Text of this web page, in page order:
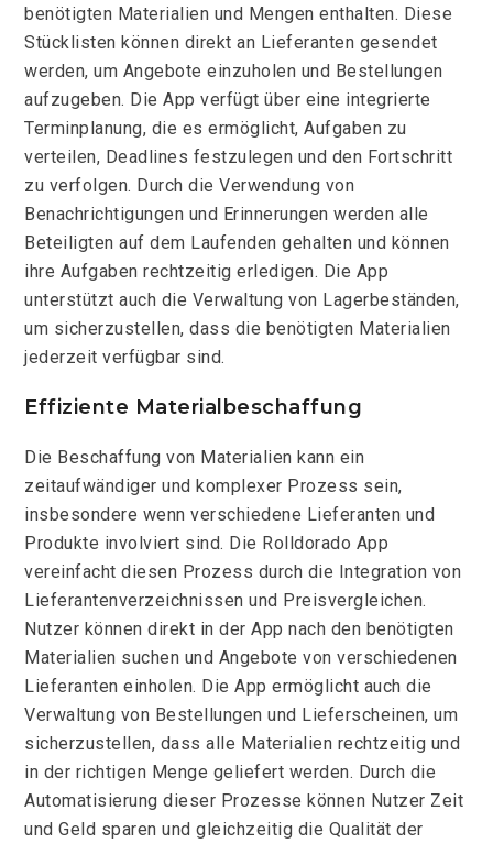
benötigten Materialien und Mengen enthalten. Diese
Stücklisten können direkt an Lieferanten gesendet
werden, um Angebote einzuholen und Bestellungen
aufzugeben. Die App verfügt über eine integrierte
Terminplanung, die es ermöglicht, Aufgaben zu
verteilen, Deadlines festzulegen und den Fortschritt
zu verfolgen. Durch die Verwendung von
Benachrichtigungen und Erinnerungen werden alle
Beteiligten auf dem Laufenden gehalten und können
ihre Aufgaben rechtzeitig erledigen. Die App
unterstützt auch die Verwaltung von Lagerbeständen,
um sicherzustellen, dass die benötigten Materialien
jederzeit verfügbar sind.
Effiziente Materialbeschaffung
Die Beschaffung von Materialien kann ein
zeitaufwändiger und komplexer Prozess sein,
insbesondere wenn verschiedene Lieferanten und
Produkte involviert sind. Die Rolldorado App
vereinfacht diesen Prozess durch die Integration von
Lieferantenverzeichnissen und Preisvergleichen.
Nutzer können direkt in der App nach den benötigten
Materialien suchen und Angebote von verschiedenen
Lieferanten einholen. Die App ermöglicht auch die
Verwaltung von Bestellungen und Lieferscheinen, um
sicherzustellen, dass alle Materialien rechtzeitig und
in der richtigen Menge geliefert werden. Durch die
Automatisierung dieser Prozesse können Nutzer Zeit
und Geld sparen und gleichzeitig die Qualität der